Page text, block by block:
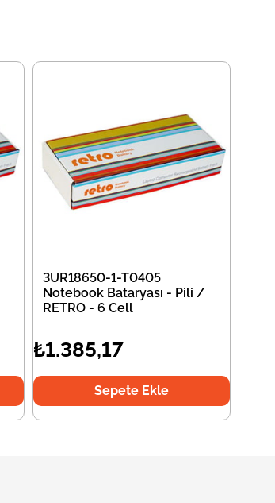
3UR18650-1-T0405
Notebook Bataryası - Pili /
RETRO - 6 Cell
₺1.385,17
Sepete Ekle